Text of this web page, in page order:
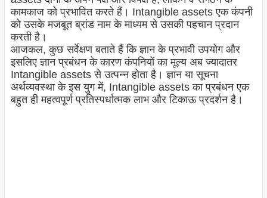
कामकाज को प्रभावित करते हैं। Intangible assets एक कंपनी
को उसके मजबूत ब्रांड नाम के माध्यम से उसकी पहचान प्रदान
करती है।
आजकल, कुछ सर्वेक्षण बताते हैं कि ज्ञान के प्रभावी उपयोग और
इसलिए ज्ञान प्रबंधन के कारण कंपनियों का मूल्य अब ज्यादातर
Intangible assets से उत्पन्न होता है। ज्ञान या सूचना
अर्थव्यवस्था के इस युग में, Intangible assets का प्रबंधन एक
बहुत ही महत्वपूर्ण प्रतिस्पर्धात्मक लाभ और टिकाऊ प्रदर्शन है।